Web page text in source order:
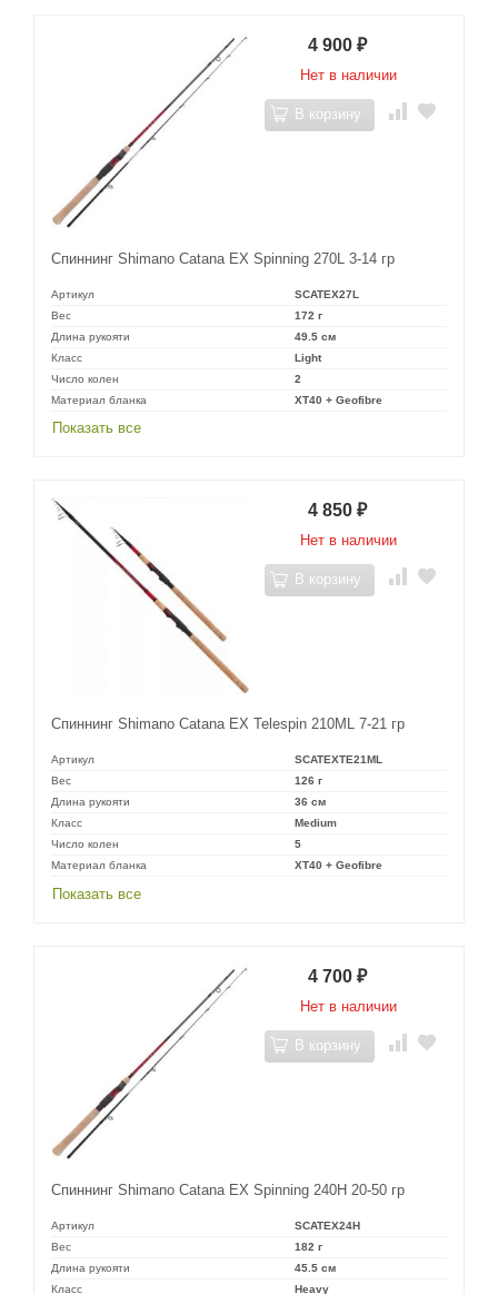
Спиннинг Shimano Catana EX Spinning 270L 3-14 гр
Артикул
SCATEX27L
Вес
172 г
Длина рукояти
49.5 см
Класс
Light
Число колен
2
Материал бланка
XT40 + Geofibre
Показать все
4 900 ₽
Нет в наличии
В корзину
Спиннинг Shimano Catana EX Telespin 210ML 7-21 гр
Артикул
SCATEXTE21ML
Вес
126 г
Длина рукояти
36 см
Класс
Medium
Число колен
5
Материал бланка
XT40 + Geofibre
Показать все
4 850 ₽
Нет в наличии
В корзину
Спиннинг Shimano Catana EX Spinning 240H 20-50 гр
Артикул
SCATEX24H
Вес
182 г
Длина рукояти
45.5 см
Класс
Heavy
4 700 ₽
Нет в наличии
В корзину